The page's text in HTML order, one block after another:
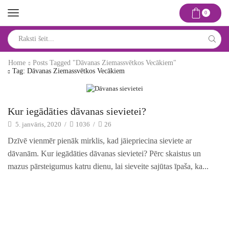
0
input
Home
Posts Tagged "dāvanas Ziemassvētkos Vecākiem"
Tag: Dāvanas Ziemassvētkos Vecākiem
Idejas un risinājumi
Kur iegādāties dāvanas sievietei?
5. janvāris, 2020 / 1036 / 26
Dzīvē vienmēr pienāk mirklis, kad jāiepriecina sieviete ar
dāvanām. Kur iegādāties dāvanas sievietei? Pērc skaistus un
mazus pārsteigumus katru dienu, lai sieveite sajūtas īpaša, ka...